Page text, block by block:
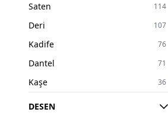
Gümüş 52
Turkuaz 26
Saten 114
Deri 107
Kadife 76
Dantel 71
Kaşe 36
Suni Deri
DESEN